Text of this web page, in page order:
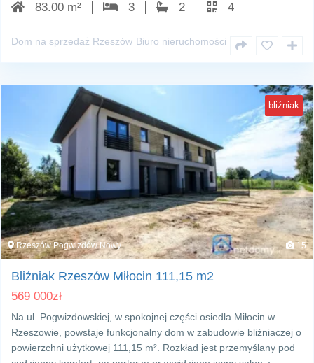
83.00 m² 3 2 4
Dom na sprzedaż Rzeszów Biuro nieruchomości
bliźniak
Rzeszów Pogwizdów Nowy 15
Bliźniak Rzeszów Miłocin 111,15 m2
569 000zł
Na ul. Pogwizdowskiej, w spokojnej części osiedla Miłocin w
Rzeszowie, powstaje funkcjonalny dom w zabudowie bliźniaczej o
powierzchni użytkowej 111,15 m². Rozkład jest przemyślany pod